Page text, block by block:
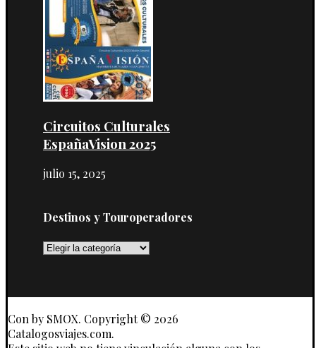
Circuitos Culturales
EspañaVision 2025
julio 15, 2025
Destinos y Touroperadores
Destinos
Conby SMOX. Copyright © 2026
Catalogosviajes.com.